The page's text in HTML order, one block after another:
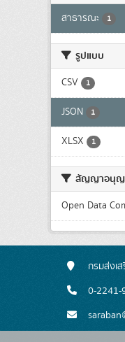
สาธารณะ 1
รูปแบบ
CSV 1
JSON 1
XLSX 1
สัญญาอนุ
Open Data
กรมส่งเ
0-2241-